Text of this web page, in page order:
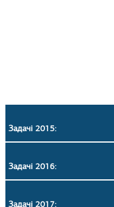
Задачі 2015:
Задачі 2016:
Задачі 2017: